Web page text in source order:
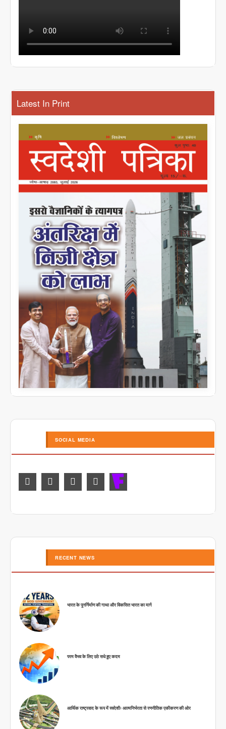
Latest In Print
SOCIAL MEDIA
RECENT NEWS
भारत के पुनर्निर्माण की गाथा और विकसित भारत का मार्ग
परम वैभव के लिए उठे सधे हुए कदम
आर्थिक राष्ट्रवाद के रूप में स्वदेशीः आत्मनिर्भरता से रणनीतिक एकीकरण की ओर